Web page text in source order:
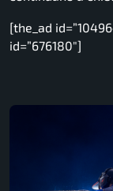
[the_ad
id=”676180″]